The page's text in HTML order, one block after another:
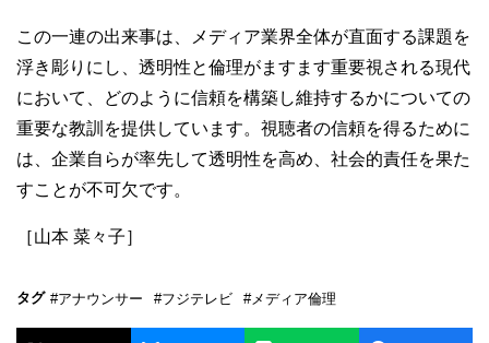
この一連の出来事は、メディア業界全体が直面する課題を
浮き彫りにし、透明性と倫理がますます重要視される現代
において、どのように信頼を構築し維持するかについての
重要な教訓を提供しています。視聴者の信頼を得るために
は、企業自らが率先して透明性を高め、社会的責任を果た
すことが不可欠です。
［山本 菜々子］
タグ #アナウンサー #フジテレビ #メディア倫理